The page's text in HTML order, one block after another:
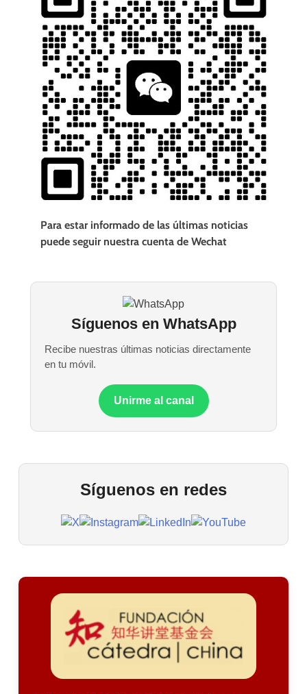
Para estar informado de las últimas noticias
puede seguir nuestra cuenta de Wechat
Síguenos en WhatsApp
Recibe nuestras últimas noticias directamente
en tu móvil.
Unirme al canal
Síguenos en redes